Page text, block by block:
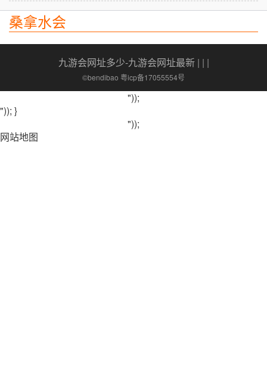
网址
最新
桑拿水会
九游会网址多少-九游会网址最新| | |
©bendibao 粤icp备17055554号
"));
")); }
"));
网站地图